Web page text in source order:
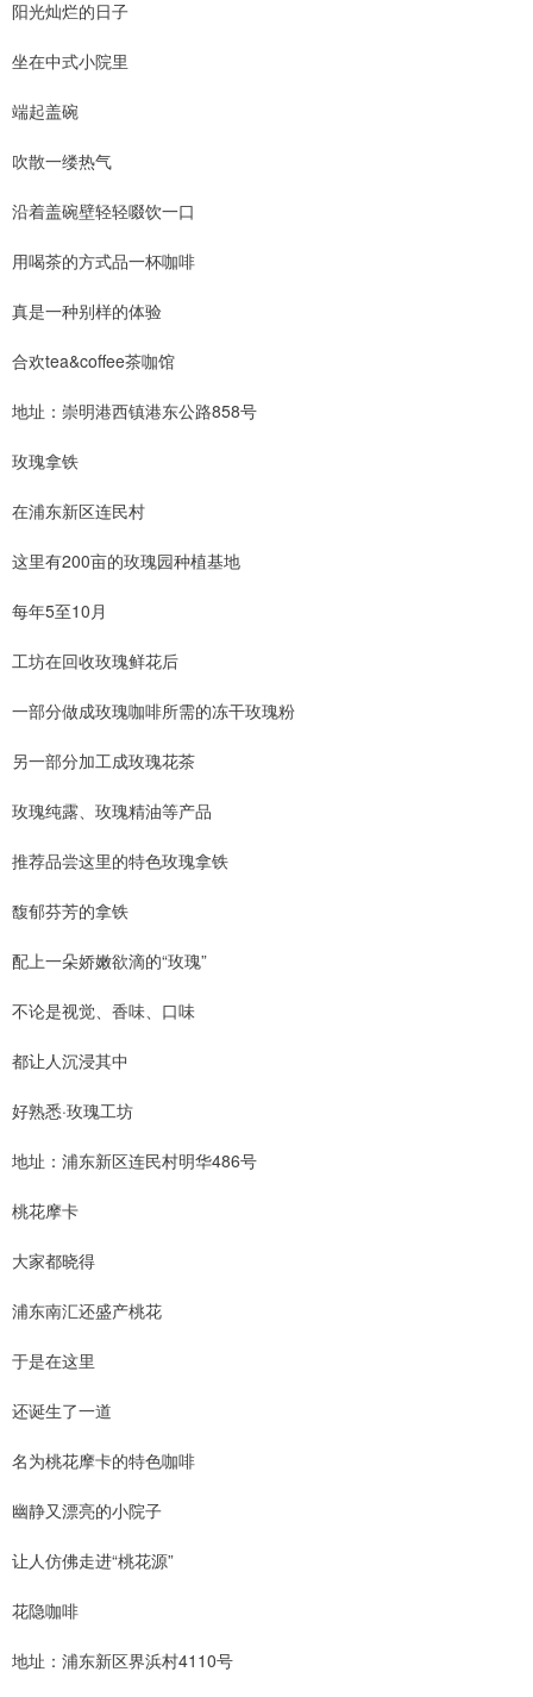
阳光灿烂的日子
坐在中式小院里
端起盖碗
吹散一缕热气
沿着盖碗壁轻轻啜饮一口
用喝茶的方式品一杯咖啡
真是一种别样的体验
合欢tea&coffee茶咖馆
地址：崇明港西镇港东公路858号
玫瑰拿铁
在浦东新区连民村
这里有200亩的玫瑰园种植基地
每年5至10月
工坊在回收玫瑰鲜花后
一部分做成玫瑰咖啡所需的冻干玫瑰粉
另一部分加工成玫瑰花茶
玫瑰纯露、玫瑰精油等产品
推荐品尝这里的特色玫瑰拿铁
馥郁芬芳的拿铁
配上一朵娇嫩欲滴的“玫瑰”
不论是视觉、香味、口味
都让人沉浸其中
好熟悉·玫瑰工坊
地址：浦东新区连民村明华486号
桃花摩卡
大家都晓得
浦东南汇还盛产桃花
于是在这里
还诞生了一道
名为桃花摩卡的特色咖啡
幽静又漂亮的小院子
让人仿佛走进“桃花源”
花隐咖啡
地址：浦东新区界浜村4110号